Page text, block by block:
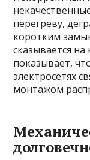
перегреву,
коротким
сказывается
показывает,
электросетях
монтажом